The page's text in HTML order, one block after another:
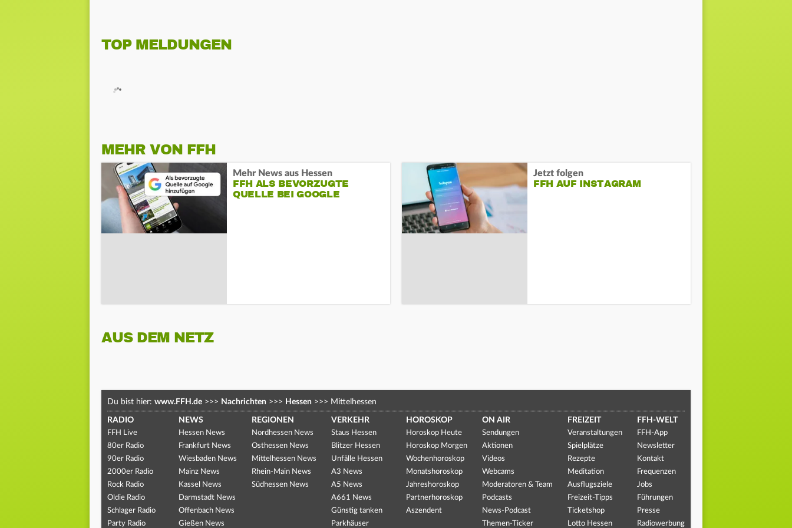
TOP MELDUNGEN
MEHR VON FFH
Mehr News aus Hessen
FFH ALS BEVORZUGTE
QUELLE BEI GOOGLE
Jetzt folgen
FFH AUF INSTAGRAM
AUS DEM NETZ
Du bist hier: www.FFH.de >>> Nachrichten >>> Hessen >>> Mittelhessen
RADIO
FFH Live
80er Radio
90er Radio
2000er Radio
Rock Radio
Oldie Radio
Schlager Radio
Party Radio
NEWS
Hessen News
Frankfurt News
Wiesbaden News
Mainz News
Kassel News
Darmstadt News
Offenbach News
Gießen News
REGIONEN
Nordhessen News
Osthessen News
Mittelhessen News
Rhein-Main News
Südhessen News
VERKEHR
Staus Hessen
Blitzer Hessen
Unfälle Hessen
A3 News
A5 News
A661 News
Günstig tanken
Parkhäuser
HOROSKOP
Horoskop Heute
Horoskop Morgen
Wochenhoroskop
Monatshoroskop
Jahreshoroskop
Partnerhoroskop
Aszendent
ON AIR
Sendungen
Aktionen
Videos
Webcams
Moderatoren & Team
Podcasts
News-Podcast
Themen-Ticker
FREIZEIT
Veranstaltungen
Spielplätze
Rezepte
Meditation
Ausflugsziele
Freizeit-Tipps
Ticketshop
Lotto Hessen
FFH-WELT
FFH-App
Newsletter
Kontakt
Frequenzen
Jobs
Führungen
Presse
Radiowerbung